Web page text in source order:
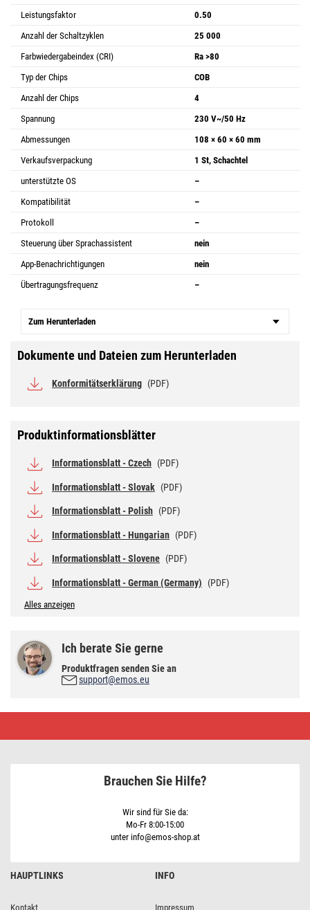
Leistungsfaktor
0.50
Anzahl der Schaltzyklen
25 000
Farbwiedergabeindex (CRI)
Ra >80
Typ der Chips
COB
Anzahl der Chips
4
Spannung
230 V~/50 Hz
Abmessungen
108 × 60 × 60 mm
Verkaufsverpackung
1 St, Schachtel
unterstützte OS
–
Kompatibilität
–
Protokoll
–
Steuerung über Sprachassistent
nein
App-Benachrichtigungen
nein
Übertragungsfrequenz
–
Zum Herunterladen
Dokumente und Dateien zum Herunterladen
Konformitätserklärung (PDF)
Produktinformationsblätter
Informationsblatt - Czech (PDF)
Informationsblatt - Slovak (PDF)
Informationsblatt - Polish (PDF)
Informationsblatt - Hungarian (PDF)
Informationsblatt - Slovene (PDF)
Informationsblatt - German (Germany) (PDF)
Alles anzeigen
Ich berate Sie gerne
Produktfragen senden Sie an
support@emos.eu
Filament
NeutralHAUPTLINKS
Kontakt
INFO
Impressum
Brauchen Sie Hilfe?
Wir sind für Sie da:
Mo-Fr 8:00-15:00
unter info@emos-shop.at